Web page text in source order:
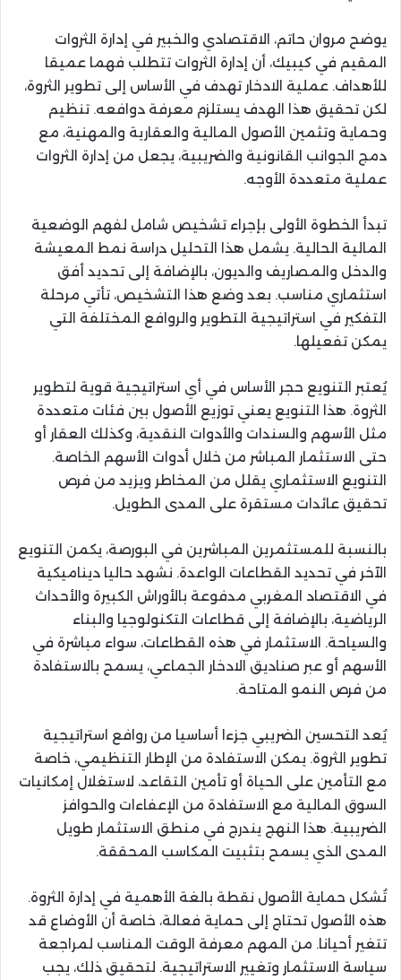
يوضح مروان حاتم، الاقتصادي والخبير في إدارة الثروات
المقيم في كيبيك، أن إدارة الثروات تتطلب فهما عميقا
للأهداف. عملية الادخار تهدف في الأساس إلى تطوير الثروة،
لكن تحقيق هذا الهدف يستلزم معرفة دوافعه. تنظيم
وحماية وتثمين الأصول المالية والعقارية والمهنية، مع
دمج الجوانب القانونية والضريبية، يجعل من إدارة الثروات
عملية متعددة الأوجه.
تبدأ الخطوة الأولى بإجراء تشخيص شامل لفهم الوضعية
المالية الحالية. يشمل هذا التحليل دراسة نمط المعيشة
والدخل والمصاريف والديون، بالإضافة إلى تحديد أفق
استثماري مناسب. بعد وضع هذا التشخيص، تأتي مرحلة
التفكير في استراتيجية التطوير والروافع المختلفة التي
يمكن تفعيلها.
يُعتبر التنويع حجر الأساس في أي استراتيجية قوية لتطوير
الثروة. هذا التنويع يعني توزيع الأصول بين فئات متعددة
مثل الأسهم والسندات والأدوات النقدية، وكذلك العقار أو
حتى الاستثمار المباشر من خلال أدوات الأسهم الخاصة.
التنويع الاستثماري يقلل من المخاطر ويزيد من فرص
تحقيق عائدات مستقرة على المدى الطويل.
بالنسبة للمستثمرين المباشرين في البورصة، يكمن التنويع
الآخر في تحديد القطاعات الواعدة. نشهد حاليا ديناميكية
في الاقتصاد المغربي مدفوعة بالأوراش الكبيرة والأحداث
الرياضية، بالإضافة إلى قطاعات التكنولوجيا والبناء
والسياحة. الاستثمار في هذه القطاعات، سواء مباشرة في
الأسهم أو عبر صناديق الادخار الجماعي، يسمح بالاستفادة
من فرص النمو المتاحة.
يُعد التحسين الضريبي جزءا أساسيا من روافع استراتيجية
تطوير الثروة. يمكن الاستفادة من الإطار التنظيمي، خاصة
مع التأمين على الحياة أو تأمين التقاعد، لاستغلال إمكانيات
السوق المالية مع الاستفادة من الإعفاءات والحوافز
الضريبية. هذا النهج يندرج في منطق الاستثمار طويل
المدى الذي يسمح بتثبيت المكاسب المحققة.
تُشكل حماية الأصول نقطة بالغة الأهمية في إدارة الثروة.
هذه الأصول تحتاج إلى حماية فعالة، خاصة أن الأوضاع قد
تتغير أحيانا. من المهم معرفة الوقت المناسب لمراجعة
سياسة الاستثمار وتغيير الاستراتيجية. لتحقيق ذلك، يجب